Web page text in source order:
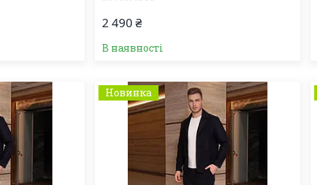
2 490 ₴
В наявності
Новинка